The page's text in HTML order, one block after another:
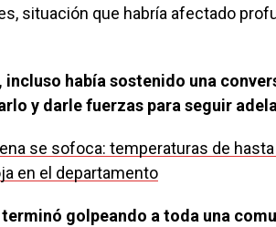
situación que habría afectado
había sostenido una
y darle fuerzas para seguir
se sofoca: temperaturas de
en el departamento
golpeando a toda una